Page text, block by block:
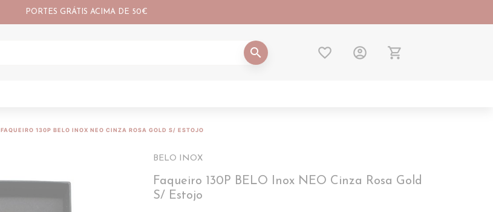
PORTES GRÁTIS ACIMA DE 50€
search favorite_border account_circle shopping_cart
FAQUEIRO 130P BELO INOX NEO CINZA ROSA GOLD S/ ESTOJO
BELO INOX
Faqueiro 130P BELO Inox NEO Cinza Rosa Gold
S/ Estojo